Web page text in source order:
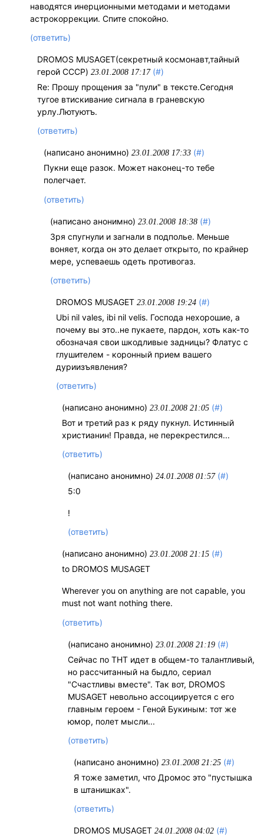
наводятся инерционными методами и методами
астрокоррекции. Спите спокойно.
(ответить)
DROMOS MUSAGET(секретный космонавт,тайный
герой СССР) 23.01.2008 17:17 (#)
Re: Прошу прощения за "пули" в тексте.Сегодня
тугое втискивание сигнала в граневскую
урлу.Лютуютъ.
(ответить)
(написано анонимно)23.01.2008 17:33 (#)
Пукни еще разок. Может наконец-то тебе
полегчает.
(ответить)
(написано анонимно) 23.01.2008 18:38 (#)
Зря спугнули и загнали в подполье. Меньше
воняет, когда он это делает открыто, по крайнер
мере, успеваешь одеть противогаз.
(ответить)
DROMOS MUSAGET23.01.2008 19:24 (#)
Ubi nil vales, ibi nil velis. Господа нехорошие, а
почему вы это..не пукаете, пардон, хоть как-то
обозначая свои шкодливые задницы? Флатус с
глушителем - коронный прием вашего
дуриизъявления?
(ответить)
(написано анонимно)23.01.2008 21:05 (#)
Вот и третий раз к ряду пукнул. Истинный
христианин! Правда, не перекрестился...
(ответить)
(написано анонимно)24.01.2008 01:57 (#)
5:0
!
(ответить)
(написано анонимно)23.01.2008 21:15 (#)
to DROMOS MUSAGET
Wherever you on anything are not capable, you
must not want nothing there.
(ответить)
(написано анонимно)23.01.2008 21:19 (#)
Сейчас по ТНТ идет в общем-то талантливый,
но рассчитанный на быдло, сериал
"Счастливы вместе". Так вот, DROMOS
MUSAGET невольно ассоциируется с его
главным героем - Геной Букиным: тот же
юмор, полет мысли...
(ответить)
(написано анонимно) 23.01.2008 21:25 (#)
Я тоже заметил, что Дромос это "пустышка
в штанишках".
(ответить)
DROMOS MUSAGET 24.01.2008 04:02 (#)